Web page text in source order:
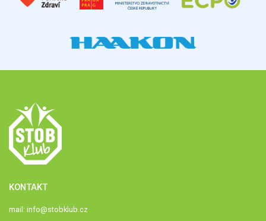
KONTAKT
mail: info@stobklub.cz